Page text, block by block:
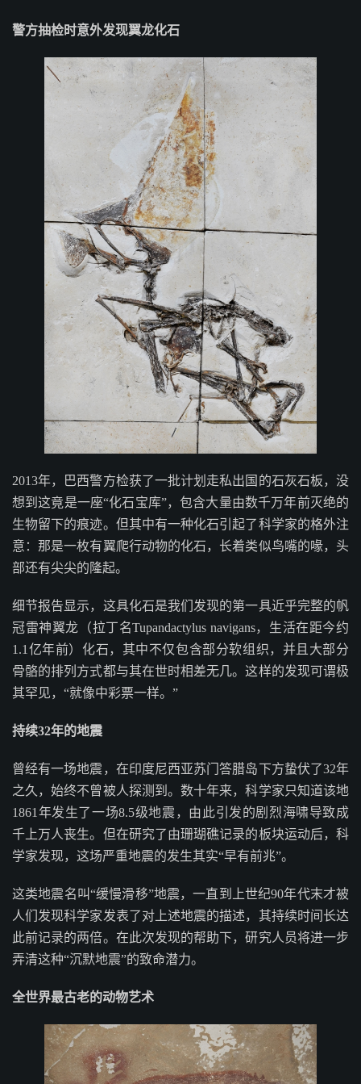
警方抽检时意外发现翼龙化石
2013年，巴西警方检获了一批计划走私出国的石灰石板，没
想到这竟是一座“化石宝库”，包含大量由数千万年前灭绝的
生物留下的痕迹。但其中有一种化石引起了科学家的格外注
意：那是一枚有翼爬行动物的化石，长着类似鸟嘴的喙，头
部还有尖尖的隆起。
细节报告显示，这具化石是我们发现的第一具近乎完整的帆
冠雷神翼龙（拉丁名Tupandactylus navigans，生活在距今约
1.1亿年前）化石，其中不仅包含部分软组织，并且大部分
骨骼的排列方式都与其在世时相差无几。这样的发现可谓极
其罕见，“就像中彩票一样。”
持续32年的地震
曾经有一场地震，在印度尼西亚苏门答腊岛下方蛰伏了32年
之久，始终不曾被人探测到。数十年来，科学家只知道该地
1861年发生了一场8.5级地震，由此引发的剧烈海啸导致成
千上万人丧生。但在研究了由珊瑚礁记录的板块运动后，科
学家发现，这场严重地震的发生其实“早有前兆”。
这类地震名叫“缓慢滑移”地震，一直到上世纪90年代末才被
人们发现科学家发表了对上述地震的描述，其持续时间长达
此前记录的两倍。在此次发现的帮助下，研究人员将进一步
弄清这种“沉默地震”的致命潜力。
全世界最古老的动物艺术